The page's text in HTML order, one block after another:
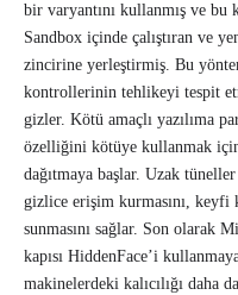
bir varyantını kullanmış ve bu
Sandbox içinde çalıştıran ve
zincirine yerleştirmiş. Bu
kontrollerinin tehlikeyi tespit
gizler. Kötü amaçlı yazılıma
özelliğini kötüye kullanmak
dağıtmaya başlar. Uzak
gizlice erişim kurmasını, keyfi
sunmasını sağlar. Son olarak
kapısı HiddenFace’i
makinelerdeki kalıcılığı daha